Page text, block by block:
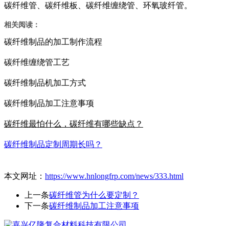
碳纤维管、碳纤维板、碳纤维缠绕管、环氧玻纤管。
相关阅读：
碳纤维制品的加工制作流程
碳纤维缠绕管工艺
碳纤维制品机加工方式
碳纤维制品加工注意事项
碳纤维最怕什么，碳纤维有哪些缺点？
碳纤维制品定制周期长吗？
本文网址： https://www.hnlongfrp.com/news/333.html
上一条碳纤维管为什么要定制？
下一条碳纤维制品加工注意事项